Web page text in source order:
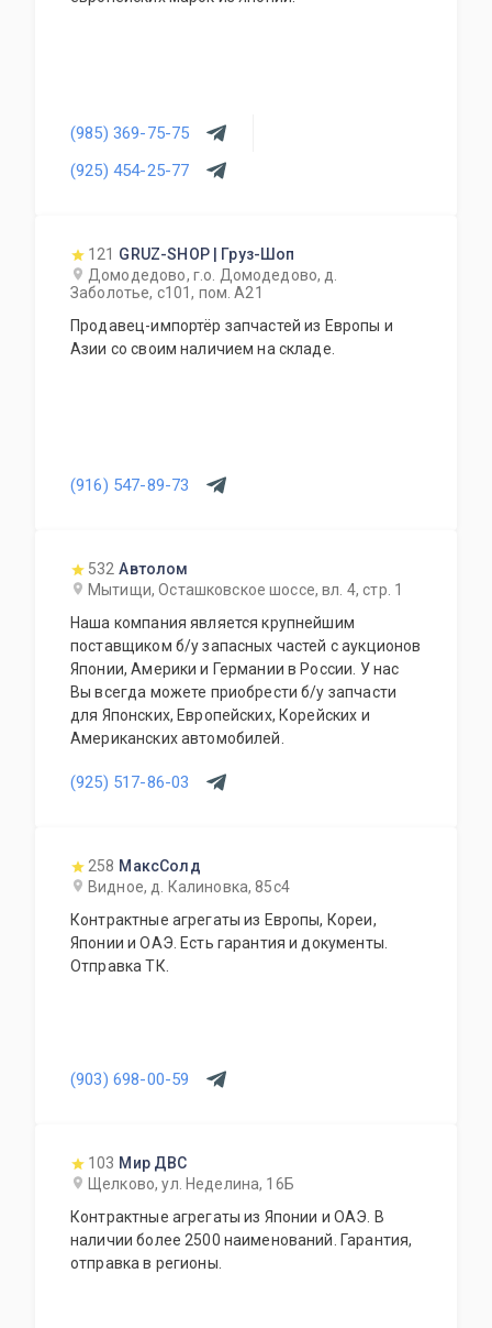
(985) 369-75-75
(925) 454-25-77
121 GRUZ-SHOP | Груз-Шоп
Домодедово, г.о. Домодедово, д.
Заболотье, с101, пом. А21
Продавец-импортёр запчастей из Европы и
Азии со своим наличием на складе.
(916) 547-89-73
532 Автолом
Мытищи, Осташковское шоссе, вл. 4, стр. 1
Наша компания является крупнейшим
поставщиком б/у запасных частей с аукционов
Японии, Америки и Германии в России. У нас
Вы всегда можете приобрести б/у запчасти
для Японских, Европейских, Корейских и
Американских автомобилей.
(925) 517-86-03
258 МаксСолд
Видное, д. Калиновка, 85с4
Контрактные агрегаты из Европы, Кореи,
Японии и ОАЭ. Есть гарантия и документы.
Отправка ТК.
(903) 698-00-59
103 Мир ДВС
Щелково, ул. Неделина, 16Б
Контрактные агрегаты из Японии и ОАЭ. В
наличии более 2500 наименований. Гарантия,
отправка в регионы.